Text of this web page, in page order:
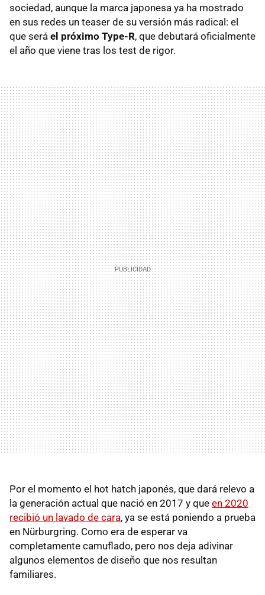
sociedad, aunque la marca japonesa ya ha mostrado
en sus redes un teaser de su versión más radical: el
que será el próximo Type-R, que debutará oficialmente
el año que viene tras los test de rigor.
Por el momento el hot hatch japonés, que dará relevo a
la generación actual que nació en 2017 y que en 2020
recibió un lavado de cara, ya se está poniendo a prueba
en Nürburgring. Como era de esperar va
completamente camuflado, pero nos deja adivinar
algunos elementos de diseño que nos resultan
familiares.